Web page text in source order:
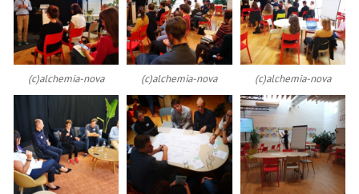
(c)alchemia-nova (c)alchemia-nova (c)alchemia-nova